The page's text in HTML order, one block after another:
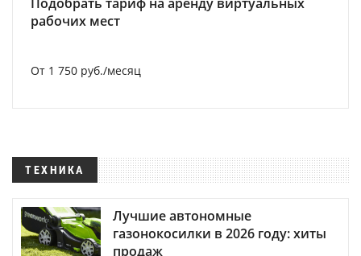
рабочих мест
От 1 750 руб./месяц
ТЕХНИКА
Лучшие автономные
газонокосилки в 2026 году: хиты
продаж